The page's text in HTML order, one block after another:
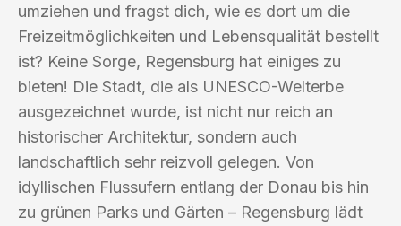
umziehen und fragst dich, wie es dort um die
Freizeitmöglichkeiten und Lebensqualität bestellt
ist? Keine Sorge, Regensburg hat einiges zu
bieten! Die Stadt, die als UNESCO-Welterbe
ausgezeichnet wurde, ist nicht nur reich an
historischer Architektur, sondern auch
landschaftlich sehr reizvoll gelegen. Von
idyllischen Flussufern entlang der Donau bis hin
zu grünen Parks und Gärten – Regensburg lädt